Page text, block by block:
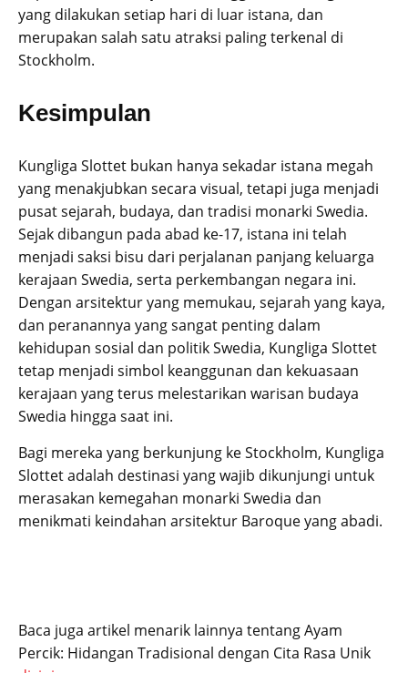
yang dilakukan setiap hari di luar istana, dan
merupakan salah satu atraksi paling terkenal di
Stockholm.
Kesimpulan
Kungliga Slottet bukan hanya sekadar istana megah
yang menakjubkan secara visual, tetapi juga menjadi
pusat sejarah, budaya, dan tradisi monarki Swedia.
Sejak dibangun pada abad ke-17, istana ini telah
menjadi saksi bisu dari perjalanan panjang keluarga
kerajaan Swedia, serta perkembangan negara ini.
Dengan arsitektur yang memukau, sejarah yang kaya,
dan peranannya yang sangat penting dalam
kehidupan sosial dan politik Swedia, Kungliga Slottet
tetap menjadi simbol keanggunan dan kekuasaan
kerajaan yang terus melestarikan warisan budaya
Swedia hingga saat ini.
Bagi mereka yang berkunjung ke Stockholm, Kungliga
Slottet adalah destinasi yang wajib dikunjungi untuk
merasakan kemegahan monarki Swedia dan
menikmati keindahan arsitektur Baroque yang abadi.
Baca juga artikel menarik lainnya tentang Ayam
Percik: Hidangan Tradisional dengan Cita Rasa Unik